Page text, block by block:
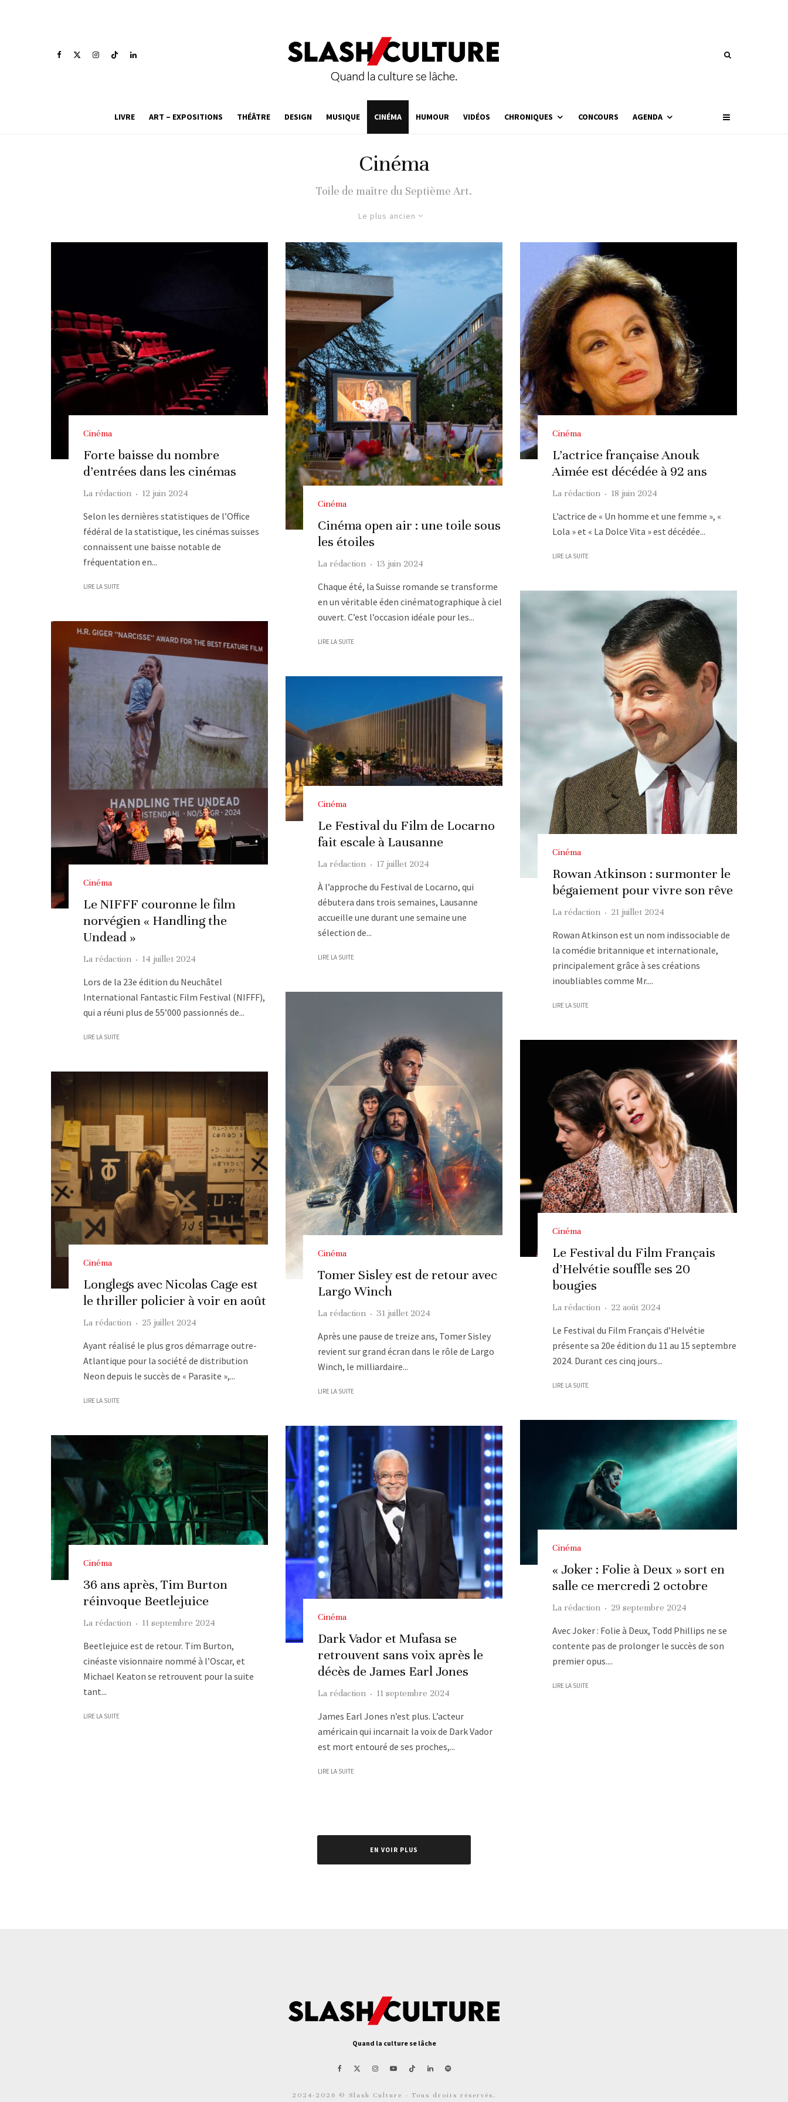
LIVRE ART – EXPOSITIONS THÉÂTRE DESIGN MUSIQUE CINÉMA HUMOUR VIDÉOS CHRONIQUES CONCOURS AGENDA
Cinéma
Toile de maître du Septième Art.
Le plus ancien
Cinéma
Forte baisse du nombre
d’entrées dans les cinémas
La rédaction · 12 juin 2024
Selon les dernières statistiques de l’Office
fédéral de la statistique, les cinémas suisses
connaissent une baisse notable de
fréquentation en...
LIRE LA SUITE
Cinéma
Le NIFFF couronne le film
norvégien « Handling the
Undead »
La rédaction · 14 juillet 2024
Lors de la 23e édition du Neuchâtel
International Fantastic Film Festival (NIFFF),
qui a réuni plus de 55’000 passionnés de...
LIRE LA SUITE
Cinéma
Longlegs avec Nicolas Cage est
le thriller policier à voir en août
La rédaction · 25 juillet 2024
Ayant réalisé le plus gros démarrage outre-
Atlantique pour la société de distribution
Neon depuis le succès de « Parasite »,...
LIRE LA SUITE
Cinéma
36 ans après, Tim Burton
réinvoque Beetlejuice
La rédaction · 11 septembre 2024
Beetlejuice est de retour. Tim Burton,
cinéaste visionnaire nommé à l’Oscar, et
Michael Keaton se retrouvent pour la suite
tant...
LIRE LA SUITE
Cinéma
Cinéma open air : une toile sous
les étoiles
La rédaction · 13 juin 2024
Chaque été, la Suisse romande se transforme
en un véritable éden cinématographique à ciel
ouvert. C’est l’occasion idéale pour les...
LIRE LA SUITE
Cinéma
Le Festival du Film de Locarno
fait escale à Lausanne
La rédaction · 17 juillet 2024
À l’approche du Festival de Locarno, qui
débutera dans trois semaines, Lausanne
accueille une durant une semaine une
sélection de...
LIRE LA SUITE
Cinéma
Tomer Sisley est de retour avec
Largo Winch
La rédaction · 31 juillet 2024
Après une pause de treize ans, Tomer Sisley
revient sur grand écran dans le rôle de Largo
Winch, le milliardaire...
LIRE LA SUITE
Cinéma
Dark Vador et Mufasa se
retrouvent sans voix après le
décès de James Earl Jones
La rédaction · 11 septembre 2024
James Earl Jones n’est plus. L’acteur
américain qui incarnait la voix de Dark Vador
est mort entouré de ses proches,...
LIRE LA SUITE
Cinéma
L’actrice française Anouk
Aimée est décédée à 92 ans
La rédaction · 18 juin 2024
L’actrice de « Un homme et une femme », «
Lola » et « La Dolce Vita » est décédée...
LIRE LA SUITE
Cinéma
Rowan Atkinson : surmonter le
bégaiement pour vivre son rêve
La rédaction · 21 juillet 2024
Rowan Atkinson est un nom indissociable de
la comédie britannique et internationale,
principalement grâce à ses créations
inoubliables comme Mr....
LIRE LA SUITE
Cinéma
Le Festival du Film Français
d’Helvétie souffle ses 20
bougies
La rédaction · 22 août 2024
Le Festival du Film Français d’Helvétie
présente sa 20e édition du 11 au 15 septembre
2024. Durant ces cinq jours...
LIRE LA SUITE
Cinéma
« Joker : Folie à Deux » sort en
salle ce mercredi 2 octobre
La rédaction · 29 septembre 2024
Avec Joker : Folie à Deux, Todd Phillips ne se
contente pas de prolonger le succès de son
premier opus....
LIRE LA SUITE
EN VOIR PLUS
Quand la culture se lâche
2024-2026 © Slash Culture - Tous droits réservés.